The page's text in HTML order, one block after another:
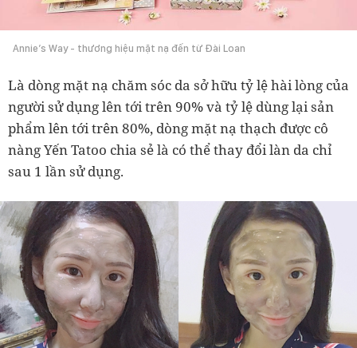
Annie’s Way - thương hiệu mặt nạ đến từ Đài Loan
Là dòng mặt nạ chăm sóc da sở hữu tỷ lệ hài lòng của
người sử dụng lên tới trên 90% và tỷ lệ dùng lại sản
phẩm lên tới trên 80%, dòng mặt nạ thạch được cô
nàng Yến Tatoo chia sẻ là có thể thay đổi làn da chỉ
sau 1 lần sử dụng.